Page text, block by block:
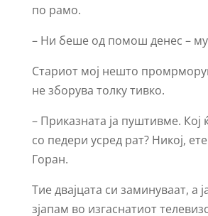
по рамо.
– Ни беше од помош денес –
Стариот мој нешто
не зборува толку тивко.
– Приказната ја пуштивме. Кој
со педери усред рат? Никој,
Горан.
Тие двајцата си заминуваат, а
зјапам во изгаснатиот